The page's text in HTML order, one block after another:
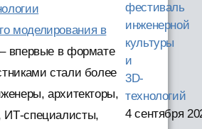
моделирования в
впервые в формате
стали более
архитекторы,
ИТ-специалисты,
фестиваль
инженерной
культуры
и
3D-
технологий
4 сентября